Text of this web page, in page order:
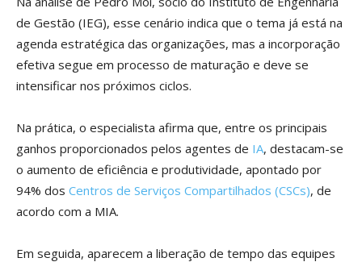
de Gestão (IEG), esse cenário indica que o tema já está na
agenda estratégica das organizações, mas a incorporação
efetiva segue em processo de maturação e deve se
intensificar nos próximos ciclos.
Na prática, o especialista afirma que, entre os principais
ganhos proporcionados pelos agentes de IA, destacam-se
o aumento de eficiência e produtividade, apontado por
94% dos Centros de Serviços Compartilhados (CSCs), de
acordo com a MIA.
Em seguida, aparecem a liberação de tempo das equipes